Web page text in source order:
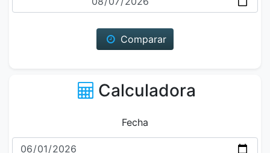
Comparar
Calculadora
Fecha